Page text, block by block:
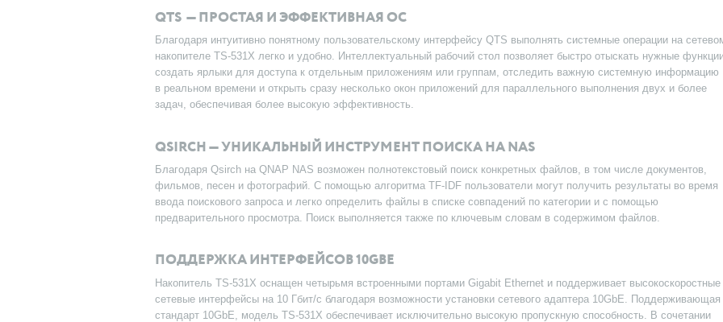
QTS — ПРОСТАЯ И ЭФФЕКТИВНАЯ ОС
Благодаря интуитивно понятному пользовательскому интерфейсу QTS выполнять системные операции на
накопителе TS-531X легко и удобно. Интеллектуальный рабочий стол позволяет быстро отыскать нужные
создать ярлыки для доступа к отдельным приложениям или группам, отследить важную системную информацию
в реальном времени и открыть сразу несколько окон приложений для параллельного выполнения двух и более
задач, обеспечивая более высокую эффективность.
QSIRCH — УНИКАЛЬНЫЙ ИНСТРУМЕНТ ПОИСКА НА NAS
Благодаря Qsirch на QNAP NAS возможен полнотекстовый поиск конкретных файлов, в том числе документов,
фильмов, песен и фотографий. С помощью алгоритма TF-IDF пользователи могут получить результаты во время
ввода поискового запроса и легко определить файлы в списке совпадений по категории и с помощью
предварительного просмотра. Поиск выполняется также по ключевым словам в содержимом файлов.
ПОДДЕРЖКА ИНТЕРФЕЙСОВ 10GBE
Накопитель TS-531X оснащен четырьмя встроенными портами Gigabit Ethernet и поддерживает высокоскоростные
сетевые интерфейсы на 10 Гбит/с благодаря возможности установки сетевого адаптера 10GbE. Поддерживающая
стандарт 10GbE, модель TS-531X обеспечивает исключительно высокую пропускную способность. В сочетании